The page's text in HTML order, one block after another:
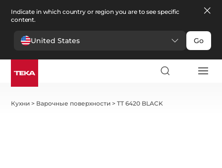
Indicate in which country or region you are to see specific
content.
United States Go
Кухни > Варочные поверхности >TT 6420 BLACK